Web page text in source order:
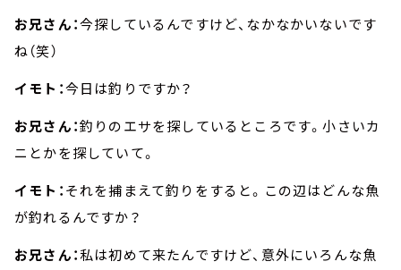
お兄さん：今探しているんですけど、なかなかいないです
ね（笑）
イモト：今日は釣りですか？
お兄さん：釣りのエサを探しているところです。小さいカ
ニとかを探していて。
イモト：それを捕まえて釣りをすると。この辺はどんな魚
が釣れるんですか？
お兄さん：私は初めて来たんですけど、意外にいろんな魚